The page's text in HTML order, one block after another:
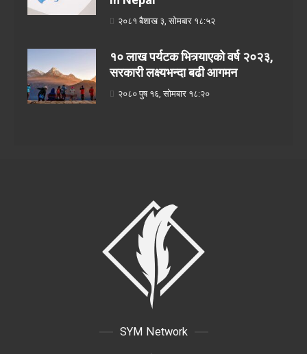
२०८१ बैशाख ३, सोमबार १८:५२
१० लाख पर्यटक भित्र्याएको वर्ष २०२३,
सरकारी लक्ष्यभन्दा बढी आगमन
२०८० पुष १६, सोमबार १८:२०
SYM Network